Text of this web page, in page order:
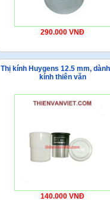
290.000 VNĐ
Thị kính Huygens 12.5 mm,
kính thiên văn
140.000 VNĐ